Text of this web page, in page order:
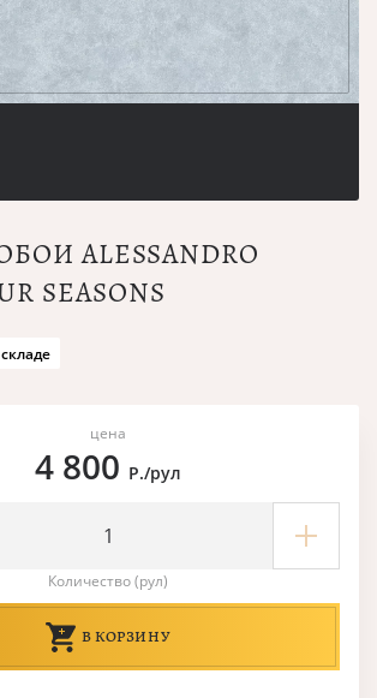
ALESSANDRO
SEASONS
цена
4 800 Р./рул
Количество (рул)
В КОРЗИНУ